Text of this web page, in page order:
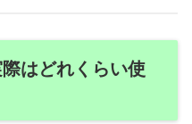
際はどれくらい使